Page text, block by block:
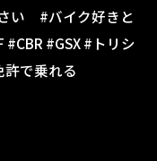
い #バイク好きと
#GSX #トリシ
で乗れる